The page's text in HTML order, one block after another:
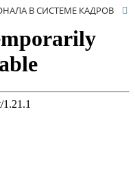
УПРАВЛЕНИЕ ТЕКУЧЕСТЬЮ ПЕРСОНАЛА В СИСТЕМЕ КАДРОВОГО МЕНЕДЖМЕНТА